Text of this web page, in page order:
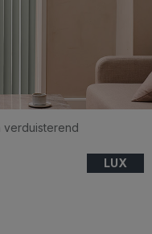
verduisterend
LUX